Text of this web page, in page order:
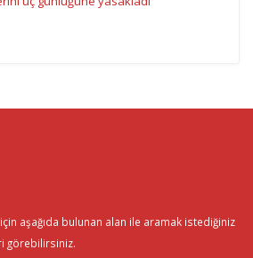
aşağıda bulunan alan ile aramak istediğiniz
görebilirsiniz.